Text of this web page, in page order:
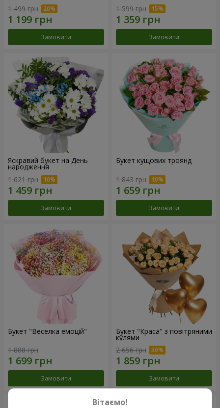
1 499 грн
Замовити
1 599 грн
Замовити
Яскравий букет на День
народження
1 621 грн
Замовити
Букет кущових троянд
1 843 грн
Замовити
Букет "Веселка емоцій"
1 888 грн
Замовити
Букет "Краса" з повітряними
кулями
2 656 грн
Замовити
Вітаємо!